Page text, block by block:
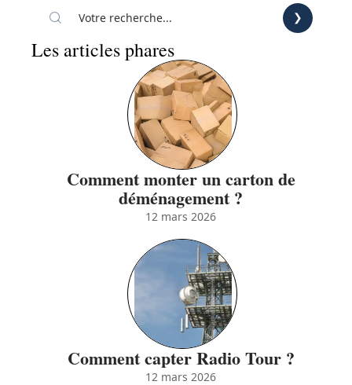
Les articles phares
Comment monter un carton de
déménagement ?
12 mars 2026
Comment capter Radio Tour ?
12 mars 2026